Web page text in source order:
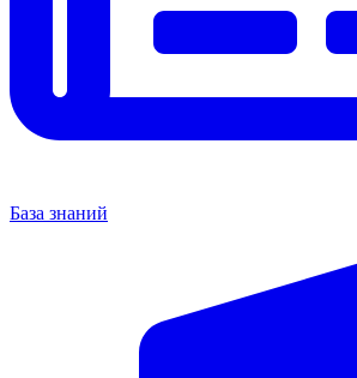
База знаний